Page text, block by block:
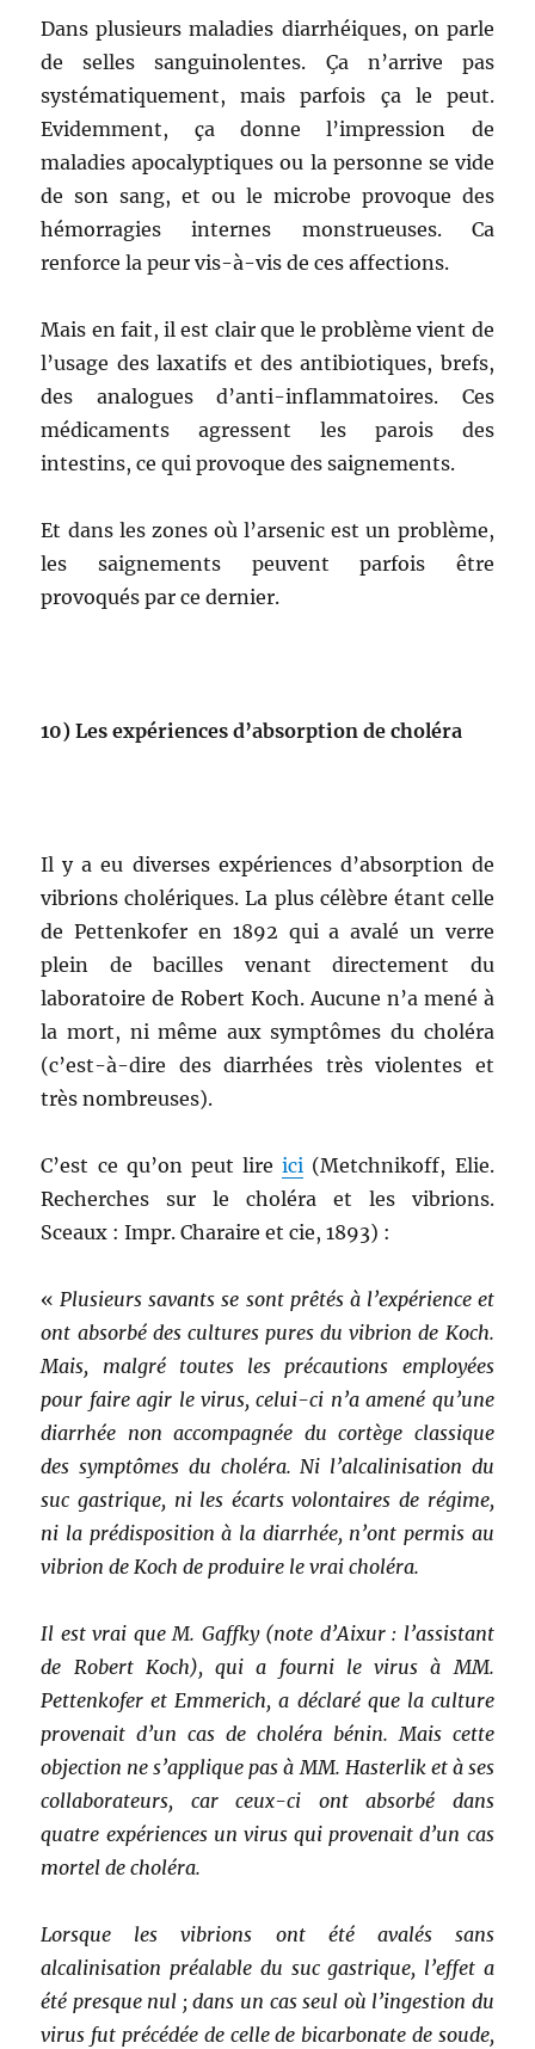
Dans plusieurs maladies diarrhéiques, on parle
de selles sanguinolentes. Ça n’arrive pas
systématiquement, mais parfois ça le peut.
Evidemment, ça donne l’impression de
maladies apocalyptiques ou la personne se vide
de son sang, et ou le microbe provoque des
hémorragies internes monstrueuses. Ca
renforce la peur vis-à-vis de ces affections.
Mais en fait, il est clair que le problème vient de
l’usage des laxatifs et des antibiotiques, brefs,
des analogues d’anti-inflammatoires. Ces
médicaments agressent les parois des
intestins, ce qui provoque des saignements.
Et dans les zones où l’arsenic est un problème,
les saignements peuvent parfois être
provoqués par ce dernier.
10)Les expériences d’absorption de choléra
Il y a eu diverses expériences d’absorption de
vibrions cholériques. La plus célèbre étant celle
de Pettenkofer en 1892 qui a avalé un verre
plein de bacilles venant directement du
laboratoire de Robert Koch. Aucune n’a mené à
la mort, ni même aux symptômes du choléra
(c’est-à-dire des diarrhées très violentes et
très nombreuses).
C’est ce qu’on peut lireici (Metchnikoff, Elie.
Recherches sur le choléra et les vibrions.
Sceaux : Impr. Charaire et cie, 1893) :
«Plusieurs savants se sont prêtés à l’expérience et
ont absorbé des cultures pures du vibrion de Koch.
Mais, malgré toutes les précautions employées
pour faire agir le virus, celui-ci n’a amené qu’une
diarrhée non accompagnée du cortège classique
des symptômes du choléra. Ni l’alcalinisation du
suc gastrique, ni les écarts volontaires de régime,
ni la prédisposition à la diarrhée, n’ont permis au
vibrion de Koch de produire le vrai choléra.
Il est vrai que M. Gaffky (note d’Aixur : l’assistant
de Robert Koch), qui a fourni le virus à MM.
Pettenkofer et Emmerich, a déclaré que la culture
provenait d’un cas de choléra bénin. Mais cette
objection ne s’applique pas à MM. Hasterlik et à ses
collaborateurs, car ceux-ci ont absorbé dans
quatre expériences un virus qui provenait d’un cas
mortel de choléra.
Lorsque les vibrions ont été avalés sans
alcalinisation préalable du suc gastrique, l’effet a
été presque nul ; dans un cas seul où l’ingestion du
virus fut précédée de celle de bicarbonate de soude,